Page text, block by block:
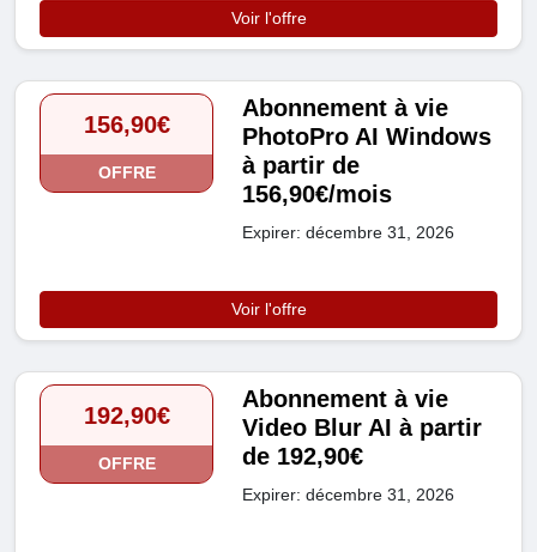
Voir l'offre
156,90€
OFFRE
Abonnement à vie
PhotoPro AI Windows
à partir de
156,90€/mois
Expirer: décembre 31, 2026
Voir l'offre
192,90€
OFFRE
Abonnement à vie
Video Blur AI à partir
de 192,90€
Expirer: décembre 31, 2026